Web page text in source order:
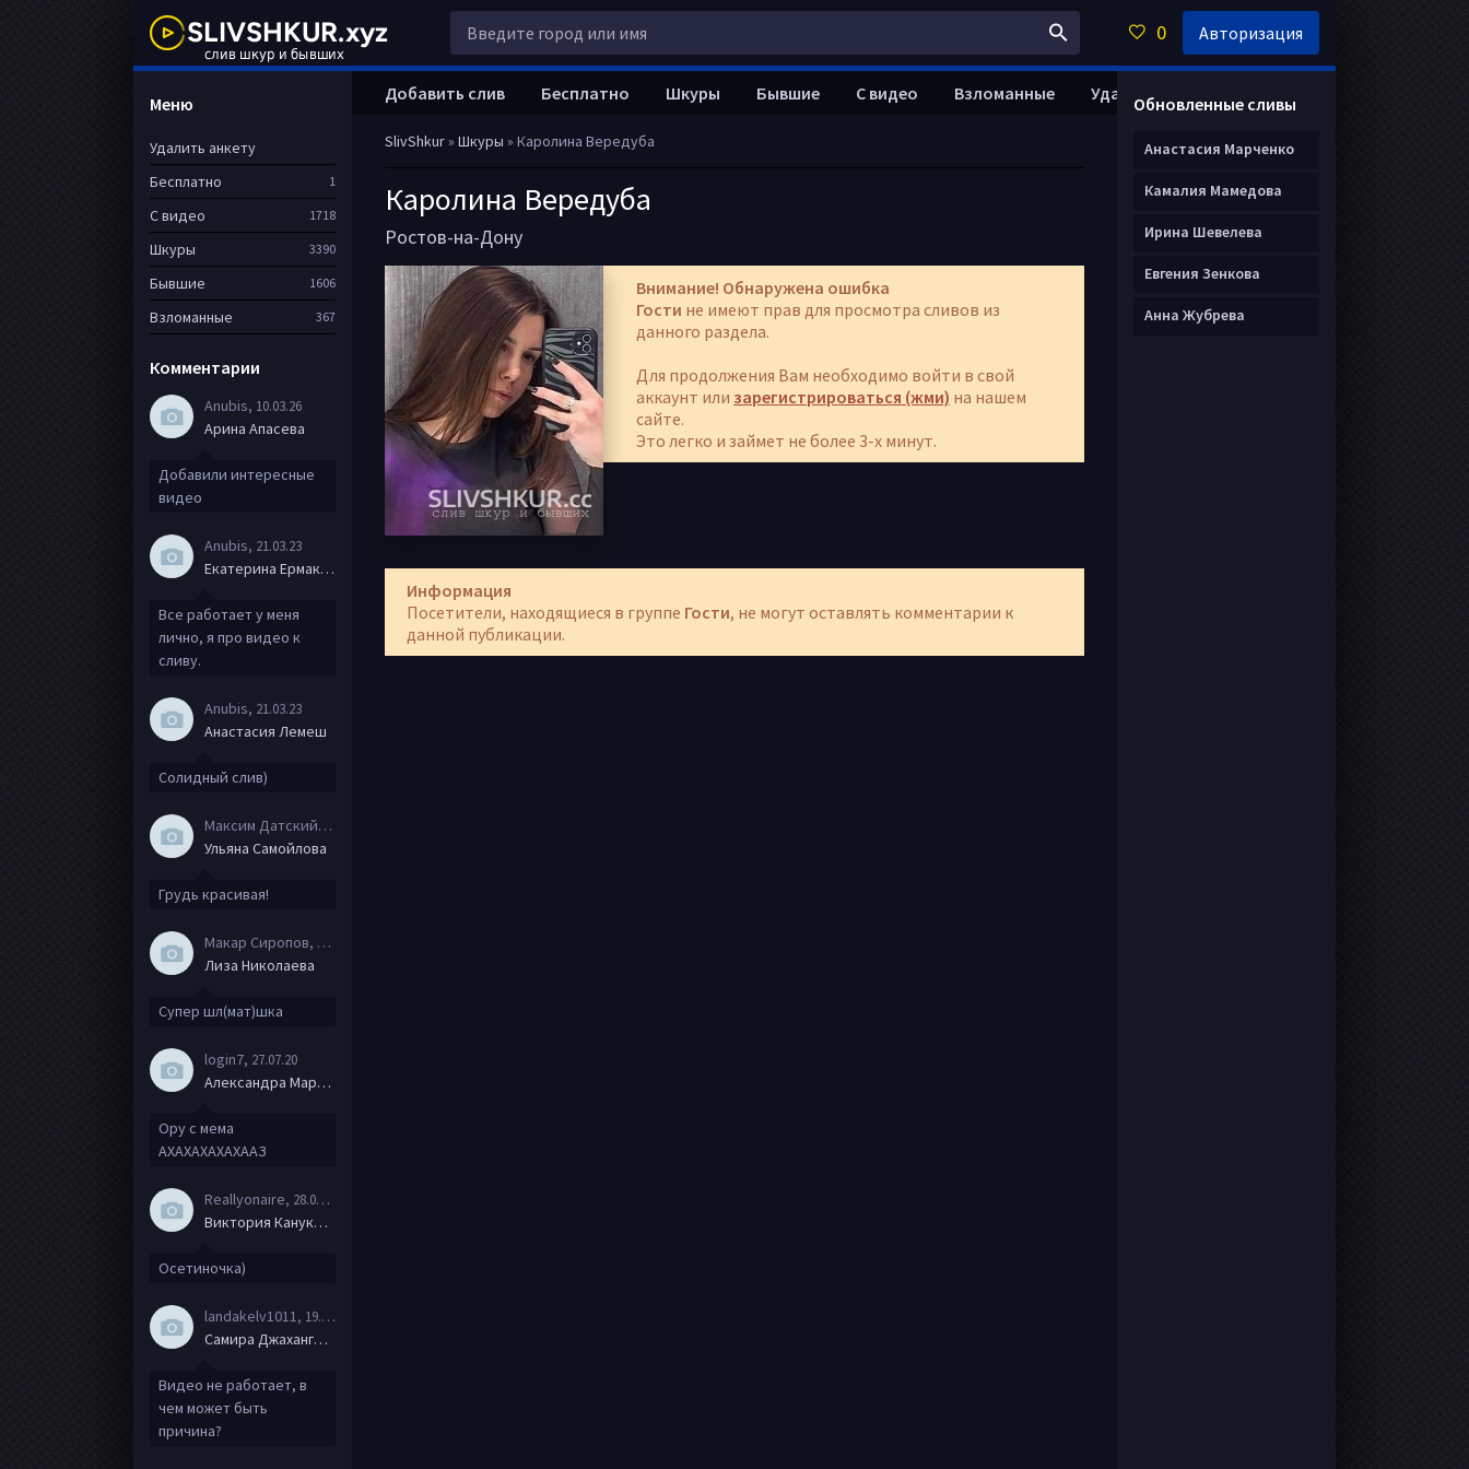
SlivShkur» Шкуры » Каролина Вередуба
Каролина Вередуба
Ростов-на-Дону
Внимание! Обнаружена ошибка
Гости не имеют прав для просмотра сливов из
данного раздела.
Для продолжения Вам необходимо войти в свой
аккаунт или зарегистрироваться (жми) на нашем
сайте.
Это легко и займет не более 3-х минут.
Информация
Посетители, находящиеся в группе Гости, не могут оставлять комментарии к
данной публикации.
Добавить слив Бесплатно Шкуры Бывшие С видео Взломанные Удалить анкету
Меню
Удалить анкету
Бесплатно
1
С видео 1718
Шкуры 3390
Бывшие 1606
Взломанные 367
Комментарии
Anubis, 10.03.26
Арина Апасева
Добавили интересные
видео
Anubis, 21.03.23
Екатерина Ермакова
Все работает у меня
лично, я про видео к
сливу.
Anubis, 21.03.23
Анастасия Лемеш
Солидный слив)
Максим Датский
, 15.08.20
Ульяна Самойлова
Грудь красивая!
Макар Сиропов, 08.08.20
Лиза Николаева
Супер шл(мат)шка
login7, 27.07.20
Александра Маркова
Ору с мема
АХАХАХАХАХААЗ
Reallyonaire, 28.06.20
Виктория Канукова
Осетиночка)
landakelv1011 , 19.06.20
Самира Джахангирова
Видео не работает, в
чем может быть
причина?
Обновленные сливы
Анастасия Марченко
Камалия Мамедова
Ирина Шевелева
Евгения Зенкова
Анна Жубрева
0 Авторизация